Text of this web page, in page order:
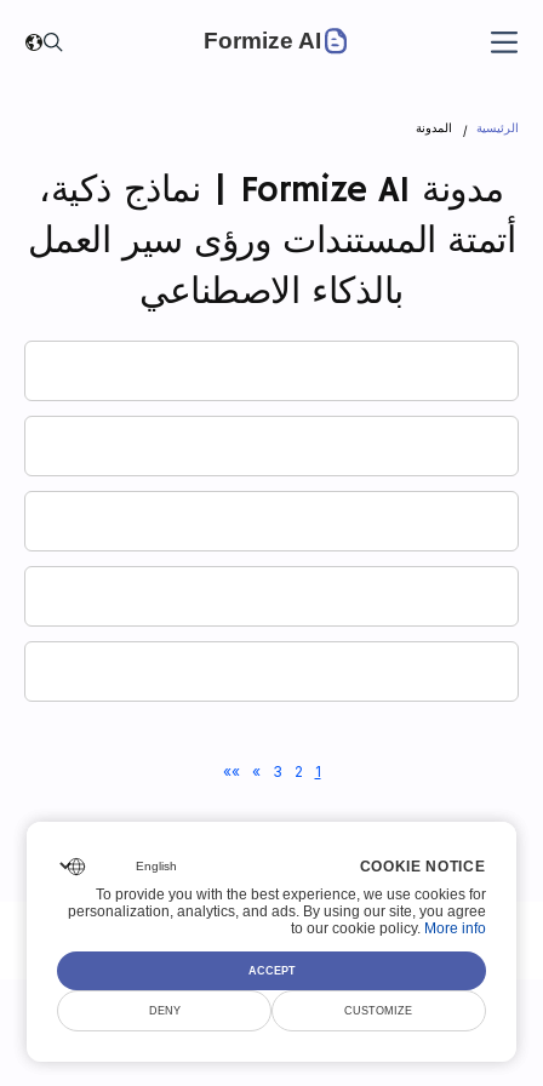
Formize AI
الرئيسية المدونة
مدونة Formize AI | نماذج ذكية،
أتمتة المستندات ورؤى سير العمل
بالذكاء الاصطناعي
1
2
3
»
»»
© Smallize Pty Ltd 2026. جميع الحقوق محفوظة.
COOKIE NOTICE
To provide you with the best experience, we use cookies for
personalization, analytics, and ads. By using our site, you agree
to our cookie policy. More info
ACCEPT
CUSTOMIZE
DENY
COOKIE NOTICE
To provide you with the best experience, we use cookies for
personalization, analytics, and ads. By using our site, you agree
to our cookie policy. More info
ACCEPT
CUSTOMIZE
DENY